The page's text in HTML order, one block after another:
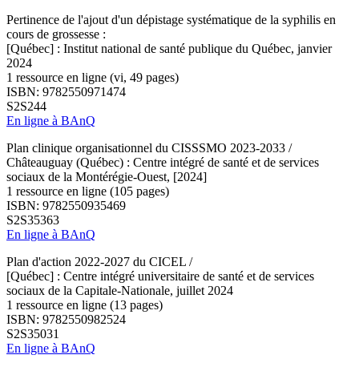
Pertinence de l'ajout d'un dépistage systématique de la syphilis en
cours de grossesse :
[Québec] : Institut national de santé publique du Québec, janvier
2024
1 ressource en ligne (vi, 49 pages)
ISBN: 9782550971474
S2S244
En ligne à BAnQ
Plan clinique organisationnel du CISSSMO 2023-2033 /
Châteauguay (Québec) : Centre intégré de santé et de services
sociaux de la Montérégie-Ouest, [2024]
1 ressource en ligne (105 pages)
ISBN: 9782550935469
S2S35363
En ligne à BAnQ
Plan d'action 2022-2027 du CICEL /
[Québec] : Centre intégré universitaire de santé et de services
sociaux de la Capitale-Nationale, juillet 2024
1 ressource en ligne (13 pages)
ISBN: 9782550982524
S2S35031
En ligne à BAnQ